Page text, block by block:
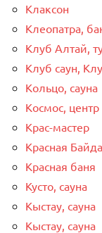
Клаксон
Клеопатра,
Клуб Алтай,
Клуб саун,
Кольцо, сауна
Космос,
Крас-мастер
Красная
Красная баня
Кусто, сауна
Кыстау, сауна
Кыстау, сауна